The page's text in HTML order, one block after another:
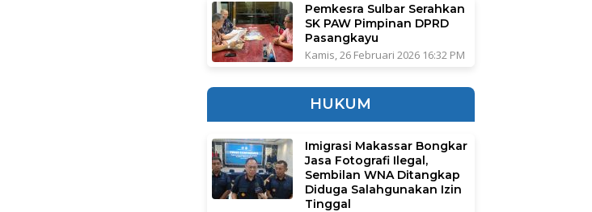
Pemkesra Sulbar Serahkan
SK PAW Pimpinan DPRD
Pasangkayu
Kamis, 26 Februari 2026 16:32 PM
HUKUM
Imigrasi Makassar Bongkar
Jasa Fotografi Ilegal,
Sembilan WNA Ditangkap
Diduga Salahgunakan Izin
Tinggal